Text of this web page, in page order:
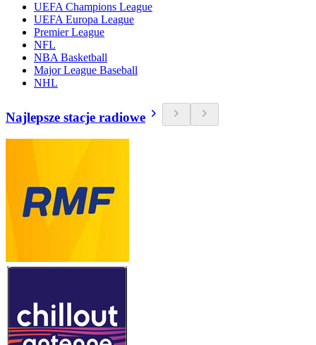
UEFA Champions League
UEFA Europa League
Premier League
NFL
NBA Basketball
Major League Baseball
NHL
Najlepsze stacje radiowe